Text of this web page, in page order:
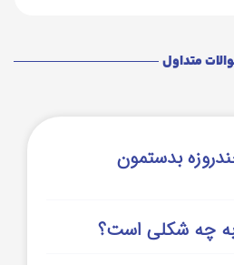
متداول
بدستمون
به چه شکلی است؟